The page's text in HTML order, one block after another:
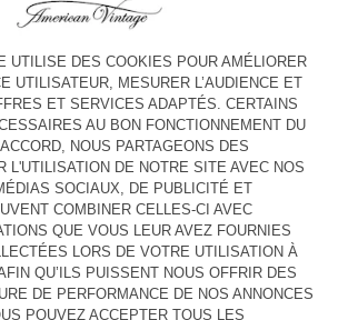
188 cm et porte une taille M-L
INDISPONIBLE
LA DISPONIBILITE EN MAGASIN